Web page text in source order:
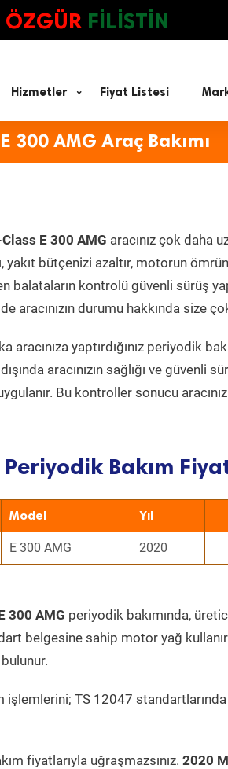
ÖZGÜR FİLİSTİN
Hizmetler Fiyat Listesi
300 AMG Araç Bakımı
E 300 AMG aracınız çok daha
bütçenizi azaltır, motorun
balataların kontrolü güvenli sürüş
aracınızın durumu hakkında size
aracınıza yaptırdığınız periyodik
aracınızın sağlığı ve güvenli
Bu kontroller sonucu
Bakım
Model Yıl
E 300 AMG 2020
300 AMG periyodik bakımında,
belgesine sahip motor yağ
işlemlerini; TS 12047
fiyatlarıyla uğraşmazsınız. 2020